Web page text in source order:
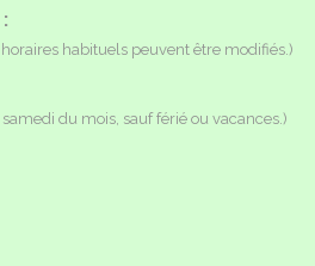
horaires habituels peuvent être modifiés.)
samedi du mois, sauf férié ou vacances.)